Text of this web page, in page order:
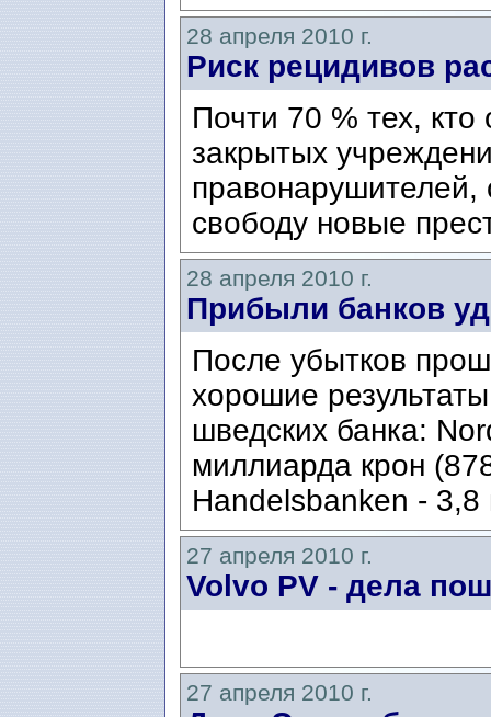
28 апреля 2010 г.
Риск рецидивов
Почти 70 % тех,
закрытых
свободу новые
28 апреля 2010 г.
Прибыли банков
После убытков
хорошие
шведских банка:
миллиарда крон
Handelsbanken -
27 апреля 2010 г.
Volvo PV - дела
27 апреля 2010 г.